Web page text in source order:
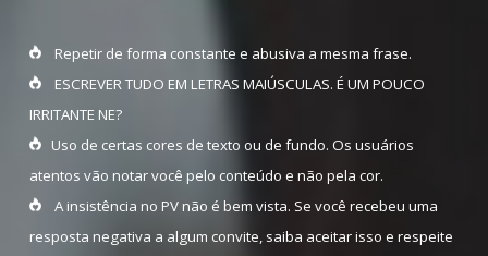
Repetir de forma constante e abusiva a mesma frase.
ESCREVER TUDO EM LETRAS MAIÚSCULAS. É UM POUCO
IRRITANTE NE?
Uso de certas cores de texto ou de fundo. Os usuários
atentos vão notar você pelo conteúdo e não pela cor.
A insistência no PV não é bem vista. Se você recebeu uma
resposta negativa a algum convite, saiba aceitar isso e respeite